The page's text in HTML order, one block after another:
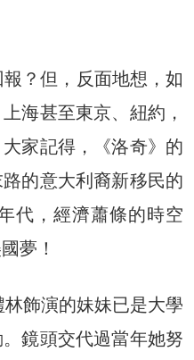
？但，反面地想，如
海甚至東京、紐約，
家記得，《洛奇》的
的意大利裔新移民的
代，經濟蕭條的時空
夢！
飾演的妹妹已是大學
鏡頭交代過當年她努